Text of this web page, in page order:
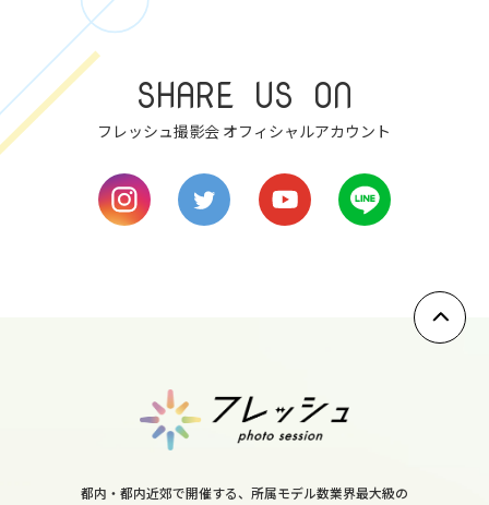
7
sun
mon
thu
SHARE US ON
フレッシュ撮影会 オフィシャルアカウント
都内・都内近郊で開催する、所属モデル数業界最大級の